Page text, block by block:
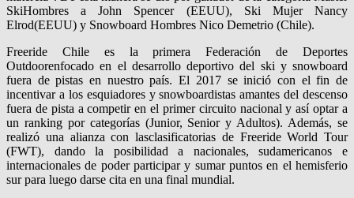
SkiHombres aJohn Spencer (EEUU), Ski MujerNancy
Elrod(EEUU) y Snowboard Hombres Nico Demetrio (Chile).
Freeride Chile es la primera Federación de Deportes
Outdoorenfocado en el desarrollo deportivo del ski y snowboard
fuera de pistasen nuestro país.El 2017 se inició con el fin de
incentivar a los esquiadores ysnowboardistas amantes del descenso
fuera de pista a competir en el primer circuito nacional y así optar a
un ranking por categorías(Junior, Senior y Adultos). Además, se
realizó una alianza con lasclasificatorias de Freeride World Tour
(FWT), dando la posibilidad a nacionales, sudamericanos e
internacionales de poder participar y sumar puntos en el hemisferio
surpara luego darse cita en una final mundial.